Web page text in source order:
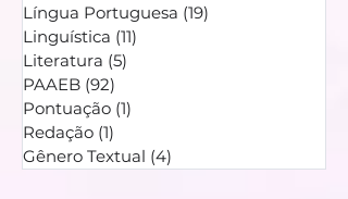
Língua Portuguesa (19)
Linguística (11)
Literatura (5)
PAAEB (92)
Pontuação (1)
Redação (1)
Gênero Textual (4)